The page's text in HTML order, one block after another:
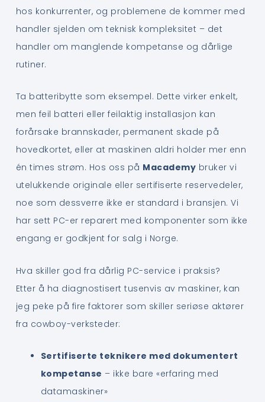
hos konkurrenter, og problemene de kommer med
handler sjelden om teknisk kompleksitet – det
handler om manglende kompetanse og dårlige
rutiner.
Ta batteribytte som eksempel. Dette virker enkelt,
men feil batteri eller feilaktig installasjon kan
forårsake brannskader, permanent skade på
hovedkortet, eller at maskinen aldri holder mer enn
én times strøm. Hos oss på Macademy bruker vi
utelukkende originale eller sertifiserte reservedeler,
noe som dessverre ikke er standard i bransjen. Vi
har sett PC-er reparert med komponenter som ikke
engang er godkjent for salg i Norge.
Hva skiller god fra dårlig PC-service i praksis?
Etter å ha diagnostisert tusenvis av maskiner, kan
jeg peke på fire faktorer som skiller seriøse aktører
fra cowboy-verksteder:
Sertifiserte teknikere med dokumentert
kompetanse – ikke bare «erfaring med
datamaskiner»